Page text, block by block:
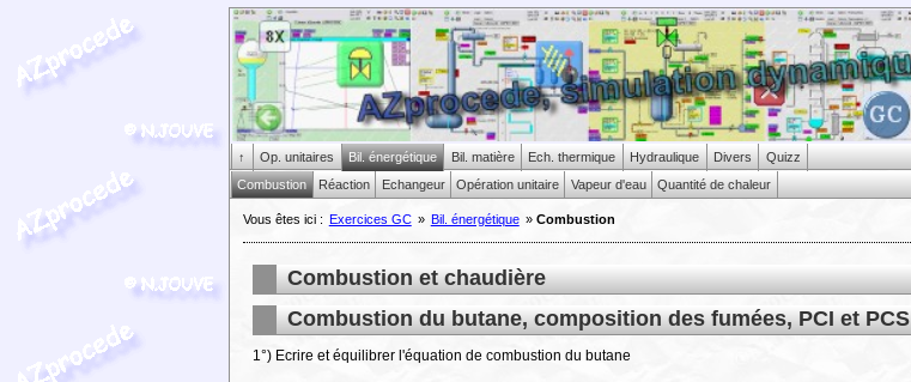
↑ Op. unitaires Bil. énergétique Bil. matière Ech. thermique Hydraulique Divers
Quizz
Combustion
Réaction Echangeur Opération unitaire Vapeur d'eau Quantité de chaleur
Vous êtes ici : Exercices GC » Bil. énergétique » Combustion
Combustion et chaudière
Combustion du butane, composition des fumées, PCI et PCS
1°) Ecrire et équilibrer l'équation de combustion du butane